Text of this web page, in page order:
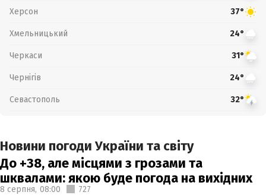
Херсон 37°
Хмельницький 24°
Черкаси 31°
Чернігів 24°
Севастополь 32°
Новини погоди України та світу
До +38, але місцями з грозами та
шквалами: якою буде погода на вихідних
8 серпня, 08:00 727